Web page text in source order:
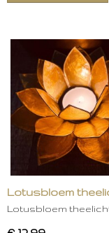
Lotusbloem
Lotusbloem